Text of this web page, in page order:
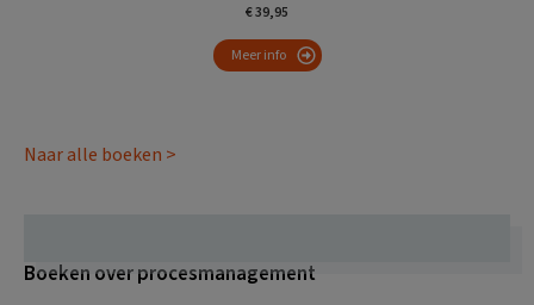
€ 39,95
Meer info
Naar alle boeken >
Boeken over procesmanagement